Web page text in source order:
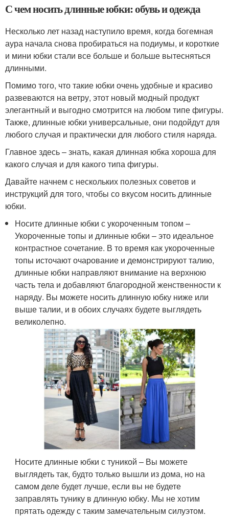
С чем носить длинные юбки: обувь и одежда
Несколько лет назад наступило время, когда богемная
аура начала снова пробираться на подиумы, и короткие
и мини юбки стали все больше и больше вытесняться
длинными.
Помимо того, что такие юбки очень удобные и красиво
развеваются на ветру, этот новый модный продукт
элегантный и выгодно смотрится на любом типе фигуры.
Также, длинные юбки универсальные, они подойдут для
любого случая и практически для любого стиля наряда.
Главное здесь – знать, какая длинная юбка хороша для
какого случая и для какого типа фигуры.
Давайте начнем с нескольких полезных советов и
инструкций для того, чтобы со вкусом носить длинные
юбки.
Носите длинные юбки с укороченным топом –
Укороченные топы и длинные юбки – это идеальное
контрастное сочетание. В то время как укороченные
топы источают очарование и демонстрируют талию,
длинные юбки направляют внимание на верхнюю
часть тела и добавляют благородной женственности к
наряду. Вы можете носить длинную юбку ниже или
выше талии, и в обоих случаях будете выглядеть
великолепно.
Носите длинные юбки с туникой – Вы можете
выглядеть так, будто только вышли из дома, но на
самом деле будет лучше, если вы не будете
заправлять тунику в длинную юбку. Мы не хотим
прятать одежду с таким замечательным силуэтом.